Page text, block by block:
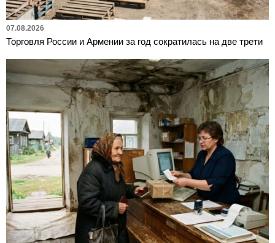
07.08.2026
Торговля России и Армении за год сократилась на две трети